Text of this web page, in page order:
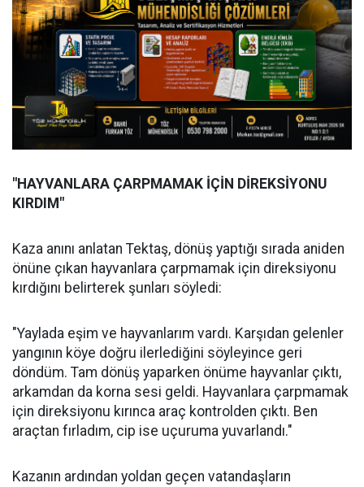
"HAYVANLARA ÇARPMAMAK İÇİN DİREKSİYONU
KIRDIM"
Kaza anını anlatan Tektaş, dönüş yaptığı sırada aniden
önüne çıkan hayvanlara çarpmamak için direksiyonu
kırdığını belirterek şunları söyledi:
"Yaylada eşim ve hayvanlarım vardı. Karşıdan gelenler
yangının köye doğru ilerlediğini söyleyince geri
döndüm. Tam dönüş yaparken önüme hayvanlar çıktı,
arkamdan da korna sesi geldi. Hayvanlara çarpmamak
için direksiyonu kırınca araç kontrolden çıktı. Ben
araçtan fırladım, cip ise uçuruma yuvarlandı."
Kazanın ardından yoldan geçen vatandaşların